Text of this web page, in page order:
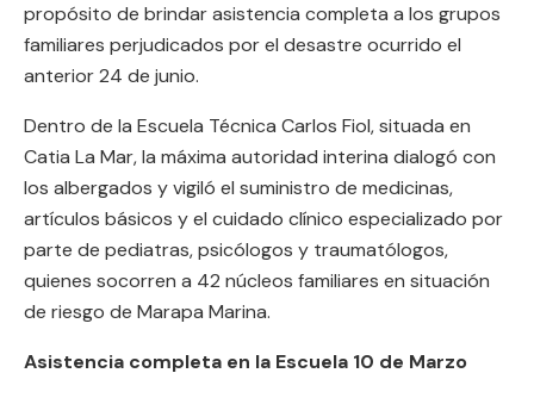
propósito de brindar asistencia completa a los grupos
familiares perjudicados por el desastre ocurrido el
anterior 24 de junio.
Dentro de la Escuela Técnica Carlos Fiol, situada en
Catia La Mar, la máxima autoridad interina dialogó con
los albergados y vigiló el suministro de medicinas,
artículos básicos y el cuidado clínico especializado por
parte de pediatras, psicólogos y traumatólogos,
quienes socorren a 42 núcleos familiares en situación
de riesgo de Marapa Marina.
Asistencia completa en la Escuela 10 de Marzo